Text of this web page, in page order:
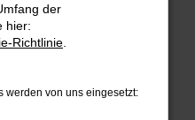
aufgetreten.
dir helfen können:
und deine
der
hier:
Richtlinie
werden von uns eingesetzt: